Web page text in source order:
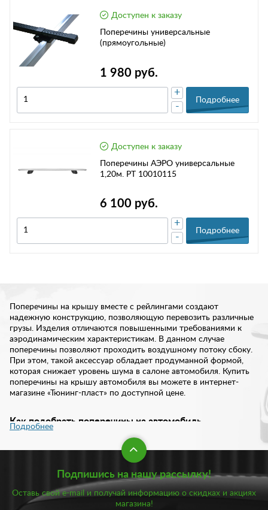
Доступен к заказу
Поперечины универсальные
(прямоугольные)
1 980 руб.
-
+
Подробнее
Доступен к заказу
Поперечины АЭРО универсальные
1,20м. РТ 10010115
6 100 руб.
-
+
Подробнее
Поперечины на крышу вместе с рейлингами создают
надежную конструкцию, позволяющую перевозить различные
грузы. Изделия отличаются повышенными требованиями к
аэродинамическим характеристикам. В данном случае
поперечины позволяют проходить воздушному потоку сбоку.
При этом, такой аксессуар обладает продуманной формой,
которая снижает уровень шума в салоне автомобиля. Купить
поперечины на крышу автомобиля вы можете в интернет-
магазине «Тюнинг-пласт» по доступной цене.
Как подобрать поперечины на автомобиль
Первое, на что следует обратить внимание перед тем как
купить поперечины – это материал. Традиционно их
изготовляют из алюминия, ПВХ и стали с полимерным
покрытием. Высокой стойкостью к коррозии обладают
поперечины, изготовленные из сплавов алюминия. Изделие
представляет собой трубу с держателями и заглушками.
Крепится на крышу автомобиля. В свою очередь, заглушки
Подробнее
Подпишись на нашу рассылку!
Оставь свой e-mail и получай информацию о скидках и акциях
магазина!